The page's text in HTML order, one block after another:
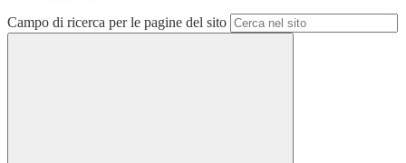
Campo di ricerca per le pagine del sito